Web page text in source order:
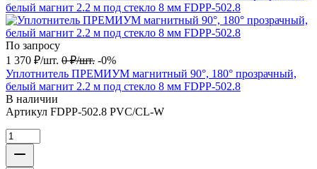
По запросу
1 370 ₽/шт. 0 ₽/шт. -0%
Уплотнитель ПРЕМИУМ магнитный 90°, 180° прозрачный,
белый магнит 2.2 м под стекло 8 мм FDPP-502.8
В наличии
Артикул FDPP-502.8 PVC/CL-W